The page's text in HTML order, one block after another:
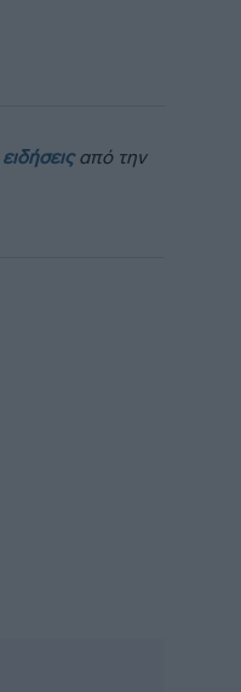
ειδήσειςαπό την